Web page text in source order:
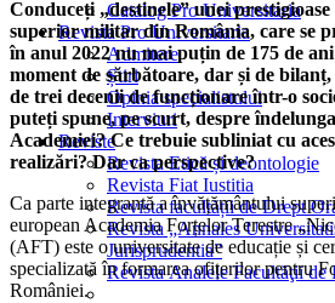
Catalog Pro Universitaria
Revista Pro Universitaria
Admitere
Știri
Opinia specialistului
Interviuri
Reviste
Revista Etică și deontologie
Revista Fiat Iustitia
Revista facultății de Drept
Revista „Annales
Jurisprudentia”
Revista Analele Facultăţii
Conduceți „destinele” unei
superior militar din România, care se
în anul 2022 nu mai puțin de 175 de
moment de sărbătoare, dar și de
de trei decenii de funcționare într-o
puteți spune, pe scurt, despre
Academiei? Ce trebuie subliniat cu
realizări? Dar ca perspective?
Ca parte integrantă a învățământului
european Academia Forțelor Terestre
(AFT) este o universitate de educație și
specializată în formarea ofițerilor pentru
României.